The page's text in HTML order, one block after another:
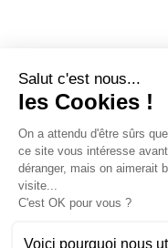
4 Rue de
10 rue
À L'HORIZON 2025
Salut c'est nous...
les Cookies !
On a attendu d'être sûrs
ce site vous intéresse
déranger, mais on aimerait
visite...
C'est OK pour vous ?
Voici pourquoi nous